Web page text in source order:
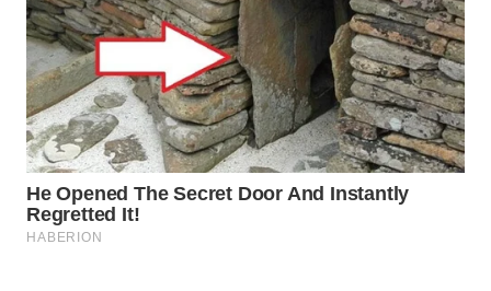
WAHANA
TANI
WAHANA
ADVOKAT
WAHANA
INFRASTRUKTUR